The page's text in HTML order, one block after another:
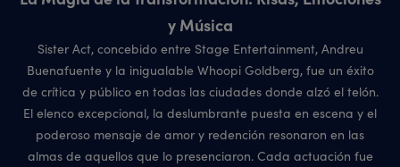
y Música
Sister Act, concebido entre Stage Entertainment, Andreu
Buenafuente y la inigualable Whoopi Goldberg, fue un éxito
de crítica y público en todas las ciudades donde alzó el telón.
El elenco excepcional, la deslumbrante puesta en escena y el
poderoso mensaje de amor y redención resonaron en las
almas de aquellos que lo presenciaron. Cada actuación fue